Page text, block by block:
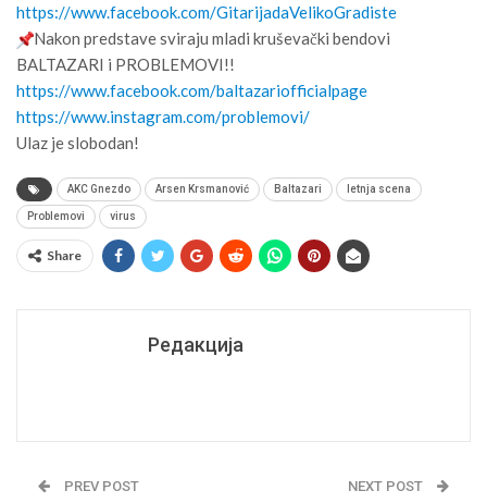
https://www.facebook.com/GitarijadaVelikoGradiste
Nakon predstave sviraju mladi kruševački bendovi
BALTAZARI i PROBLEMOVI!!
https://www.facebook.com/baltazariofficialpage
https://www.instagram.com/problemovi/
Ulaz je slobodan!
AKC Gnezdo Arsen Krsmanović Baltazari letnja scena
Problemovi virus
Share
Редакција
PREV POST NEXT POST